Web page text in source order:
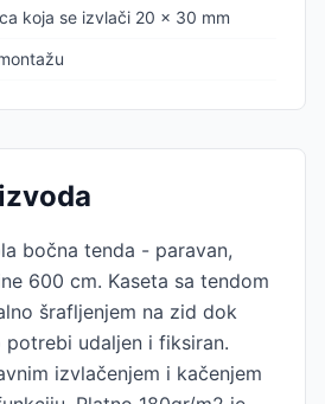
koja se izvlači 20 x 30 mm
bočna tenda - paravan,
600 cm. Kaseta sa tendom
šrafljenjem na zid dok
udaljen i fiksiran.
izvlačenjem i kačenjem